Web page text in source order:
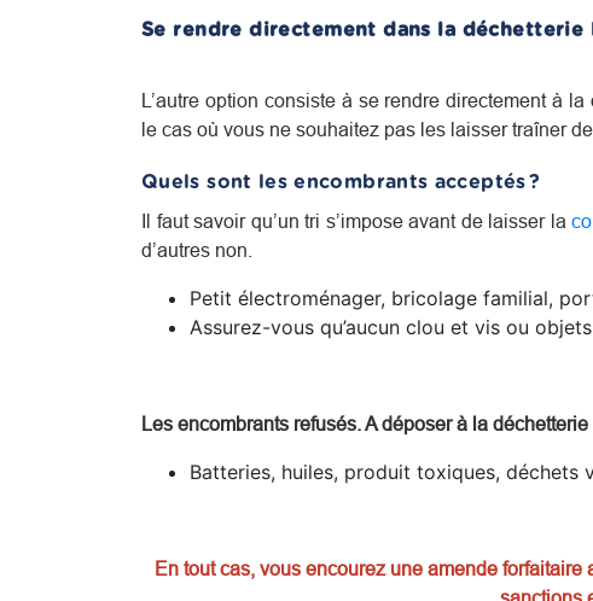
Se rendre directement dans la déchetterie
L’autre option consiste à se rendre directement à
le cas où vous ne souhaitez pas les laisser traîner
Quels sont les encombrants acceptés ?
Il faut savoir qu’un tri s’impose avant de laisser la
d’autres non.
Petit électroménager, bricolage familial,
Assurez-vous qu’aucun clou et vis ou
Les encombrants refusés. A déposer à la
Batteries, huiles, produit toxiques, déchets
En tout cas, vous encourez une amende